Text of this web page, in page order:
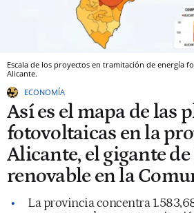
Escala de los proyectos en tramitación de energía
Alicante.
ECONOMÍA
Así es el mapa de las
fotovoltaicas en la
Alicante, el gigante
renovable en la
La provincia concentra